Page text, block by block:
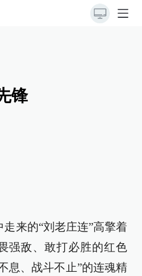
锋
来的“刘老庄连”高擎着
强敌、敢打必胜的红色
息、战斗不止”的连魂精